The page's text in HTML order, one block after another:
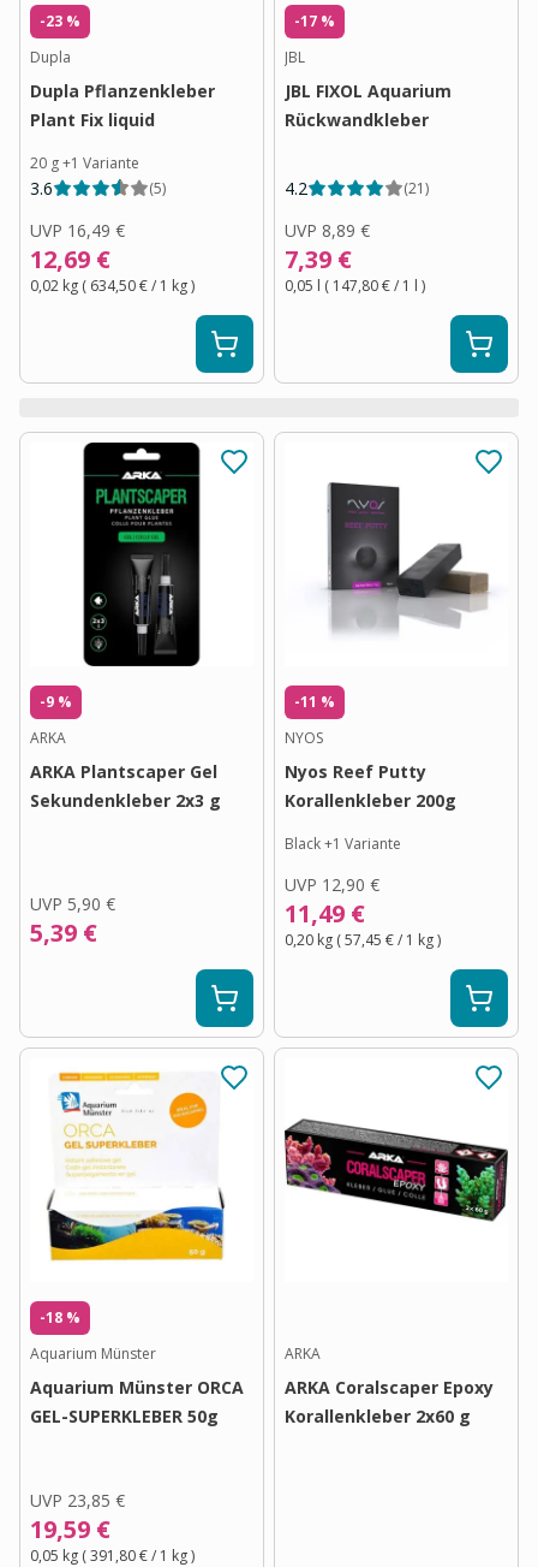
-23 %
Dupla
Dupla Pflanzenkleber
Plant Fix liquid
20 g+1 Variante
3.6 (5)
UVP 16,49 €
12,69 €
0,02 kg ( 634,50 €/ 1 kg)
-17 %
JBL
JBL FIXOL Aquarium
Rückwandkleber
4.2 (21)
UVP 8,89 €
7,39 €
0,05 l ( 147,80 €/ 1 l )
-9 %
ARKA
ARKA Plantscaper Gel
Sekundenkleber 2x3 g
UVP 5,90 €
5,39 €
-11 %
NYOS
Nyos Reef Putty
Korallenkleber 200g
Black+1 Variante
UVP 12,90 €
11,49 €
0,20 kg (57,45 €/ 1 kg)
-18 %
Aquarium Münster
Aquarium Münster ORCA
GEL-SUPERKLEBER 50g
UVP 23,85 €
19,59 €
0,05 kg (391,80 €/ 1 kg)
ARKA
ARKA Coralscaper Epoxy
Korallenkleber 2x60 g